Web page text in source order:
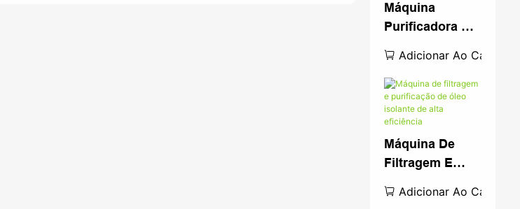
Máquina
Purificadora De
Transformador
De Vácuo De
Alta Eficiência
Adicionar Ao Carrinho
Máquina De
Filtragem E
Óleo Isolante
Adicionar Ao Carrinho